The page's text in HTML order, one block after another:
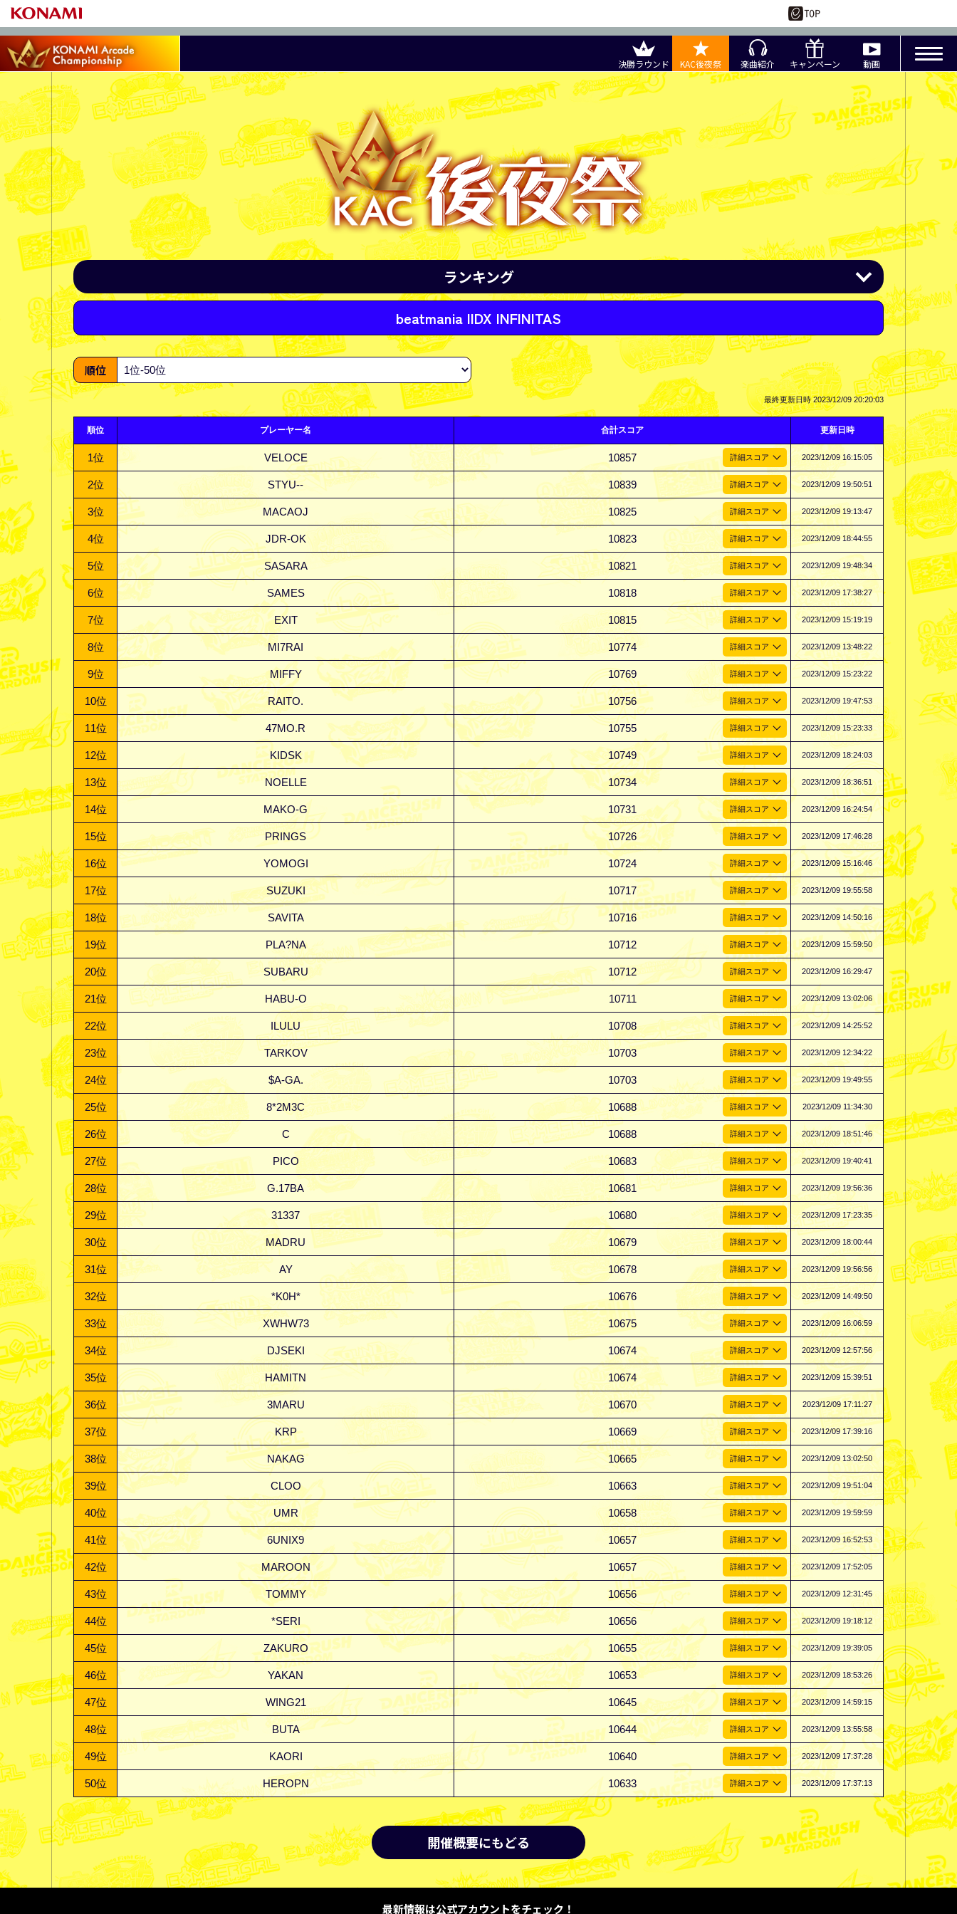
決勝ラウンド KAC後夜祭 楽曲紹介 キャンペーン 動画
ランキング
beatmania IIDX INFINITAS
順位
最終更新日時2023/12/09 20:20:03
順位 プレーヤー名 合計スコア 更新日時
1位 VELOCE 10857 2023/12/09 16:15:05
2位 STYU-- 10839 2023/12/09 19:50:51
3位 MACAOJ 10825 2023/12/09 19:13:47
4位 JDR-OK 10823 2023/12/09 18:44:55
5位 SASARA 10821 2023/12/09 19:48:34
6位 SAMES 10818 2023/12/09 17:38:27
7位 EXIT 10815 2023/12/09 15:19:19
8位 MI7RAI 10774 2023/12/09 13:48:22
9位 MIFFY 10769 2023/12/09 15:23:22
10位 RAITO. 10756 2023/12/09 19:47:53
11位 47MO.R 10755 2023/12/09 15:23:33
12位 KIDSK 10749 2023/12/09 18:24:03
13位 NOELLE 10734 2023/12/09 18:36:51
14位 MAKO-G 10731 2023/12/09 16:24:54
15位 PRINGS 10726 2023/12/09 17:46:28
16位 YOMOGI 10724 2023/12/09 15:16:46
17位 SUZUKI 10717 2023/12/09 19:55:58
18位 SAVITA 10716 2023/12/09 14:50:16
19位 PLA?NA 10712 2023/12/09 15:59:50
20位 SUBARU 10712 2023/12/09 16:29:47
21位 HABU-O 10711 2023/12/09 13:02:06
22位 ILULU 10708 2023/12/09 14:25:52
23位 TARKOV 10703 2023/12/09 12:34:22
24位 $A-GA. 10703 2023/12/09 19:49:55
25位 8*2M3C 10688 2023/12/09 11:34:30
26位 C 10688 2023/12/09 18:51:46
27位 PICO 10683 2023/12/09 19:40:41
28位 G.17BA 10681 2023/12/09 19:56:36
29位 31337 10680 2023/12/09 17:23:35
30位 MADRU 10679 2023/12/09 18:00:44
31位 AY 10678 2023/12/09 19:56:56
32位 *K0H* 10676 2023/12/09 14:49:50
33位 XWHW73 10675 2023/12/09 16:06:59
34位 DJSEKI 10674 2023/12/09 12:57:56
35位 HAMITN 10674 2023/12/09 15:39:51
36位 3MARU 10670 2023/12/09 17:11:27
37位 KRP 10669 2023/12/09 17:39:16
38位 NAKAG 10665 2023/12/09 13:02:50
39位 CLOO 10663 2023/12/09 19:51:04
40位 UMR 10658 2023/12/09 19:59:59
41位 6UNIX9 10657 2023/12/09 16:52:53
42位 MAROON 10657 2023/12/09 17:52:05
43位 TOMMY 10656 2023/12/09 12:31:45
44位 *SERI 10656 2023/12/09 19:18:12
45位 ZAKURO 10655 2023/12/09 19:39:05
46位 YAKAN 10653 2023/12/09 18:53:26
47位 WING21 10645 2023/12/09 14:59:15
48位 BUTA 10644 2023/12/09 13:55:58
49位 KAORI 10640 2023/12/09 17:37:28
50位 HEROPN 10633 2023/12/09 17:37:13
開催概要にもどる
最新情報は公式アカウントをチェック！